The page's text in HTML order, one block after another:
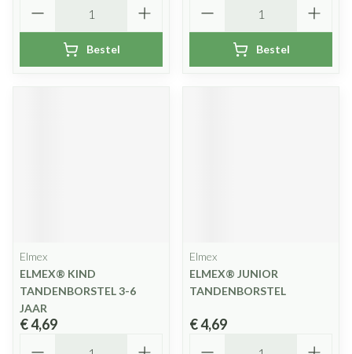
Bestel Bestel
Elmex
ELMEX® KIND
TANDENBORSTEL 3-6
JAAR
€ 4,69
Elmex
ELMEX® JUNIOR
TANDENBORSTEL
€ 4,69